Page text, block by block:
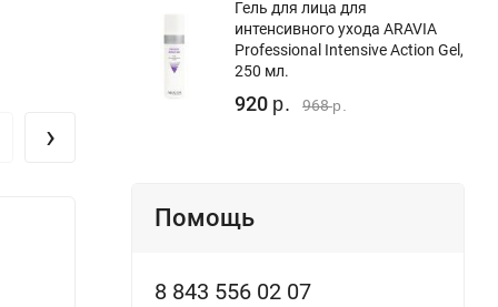
›
Гель для лица для
интенсивного ухода ARAVIA
Professional Intensive Action Gel,
250 мл.
920 р. 968р.
Помощь
8 843 556 02 07